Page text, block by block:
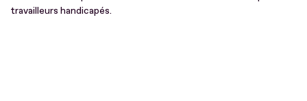
travailleurs handicapés.